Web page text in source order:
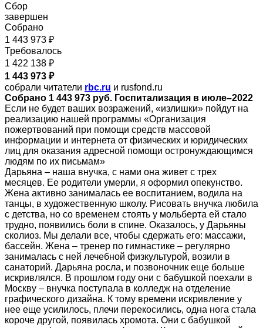
Сбор
завершен
Собрано
1 443 973 ₽
Требовалось
1 422 138 ₽
1 443 973 ₽
собрали читатели rbc.ru и rusfond.ru
Собрано 1 443 973 руб. Госпитализация в июле–2022
Если не будет ваших возражений, «излишки» пойдут на
реализацию нашей программы «Организация
пожертвований при помощи средств массовой
информации и интернета от физических и юридических
лиц для оказания адресной помощи остронуждающимся
людям по их письмам»
Дарьяна – наша внучка, с нами она живет с трех
месяцев. Ее родители умерли, я оформил опекунство.
Жена активно занималась ее воспитанием, водила на
танцы, в художественную школу. Рисовать внучка любила
с детства, но со временем стоять у мольберта ей стало
трудно, появились боли в спине. Оказалось, у Дарьяны
сколиоз. Мы делали все, чтобы сдержать его: массажи,
бассейн. Жена – тренер по гимнастике – регулярно
занималась с ней лечебной физкультурой, возили в
санаторий. Дарьяна росла, и позвоночник еще больше
искривлялся. В прошлом году они с бабушкой поехали в
Москву – внучка поступала в колледж на отделение
графического дизайна. К тому времени искривление у
нее еще усилилось, плечи перекосились, одна нога стала
короче другой, появилась хромота. Они с бабушкой